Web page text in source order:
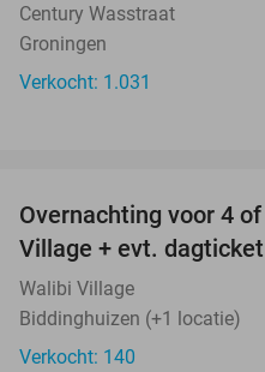
Century Wasstraat
Groningen
Verkocht: 1.031
Overnachting voor 4
Village + evt.
Walibi Village
Biddinghuizen (+1 locatie)
Verkocht: 140